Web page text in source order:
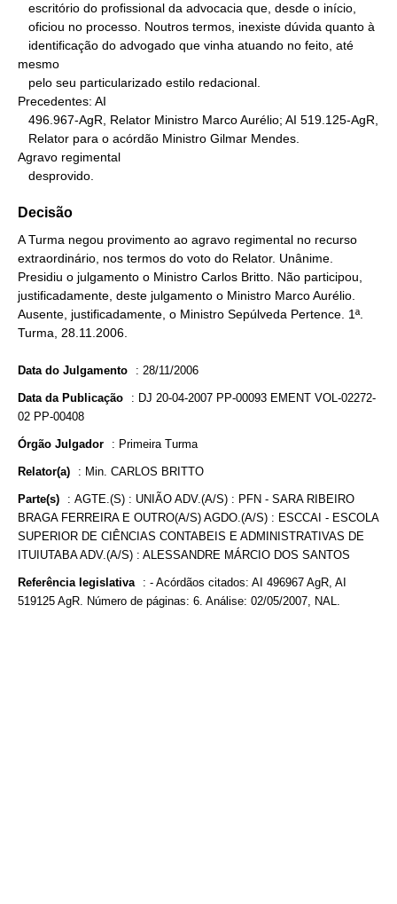
mesmo
Precedentes: AI
Agravo regimental
   desprovido.
Decisão
A Turma negou provimento ao agravo regimental no recurso
extraordinário, nos termos do voto do Relator. Unânime.
Presidiu o julgamento o Ministro Carlos Britto. Não participou,
justificadamente, deste julgamento o Ministro Marco Aurélio.
Ausente, justificadamente, o Ministro Sepúlveda Pertence. 1ª.
Turma, 28.11.2006.
Data do Julgamento : 28/11/2006
Data da Publicação : DJ 20-04-2007 PP-00093 EMENT VOL-02272-
02 PP-00408
Órgão Julgador : Primeira Turma
Relator(a) : Min. CARLOS BRITTO
Parte(s) : AGTE.(S) : UNIÃO ADV.(A/S) : PFN - SARA RIBEIRO
BRAGA FERREIRA E OUTRO(A/S) AGDO.(A/S) : ESCCAI - ESCOLA
SUPERIOR DE CIÊNCIAS CONTABEIS E ADMINISTRATIVAS DE
ITUIUTABA ADV.(A/S) : ALESSANDRE MÁRCIO DOS SANTOS
Referência legislativa : - Acórdãos citados: AI 496967 AgR, AI
519125 AgR. Número de páginas: 6. Análise: 02/05/2007, NAL.